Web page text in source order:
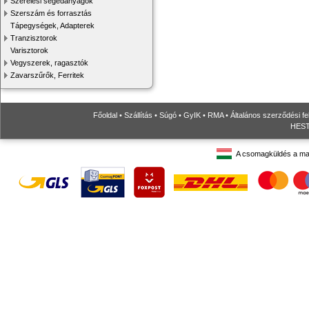
Szerszám és forrasztás
Tápegységek, Adapterek
Tranzisztorok
Varisztorok
Vegyszerek, ragasztók
Zavarszűrők, Ferritek
Főoldal • Szállítás • Súgó • GyIK • RMA• Általános szerződési
A csomagküldés a